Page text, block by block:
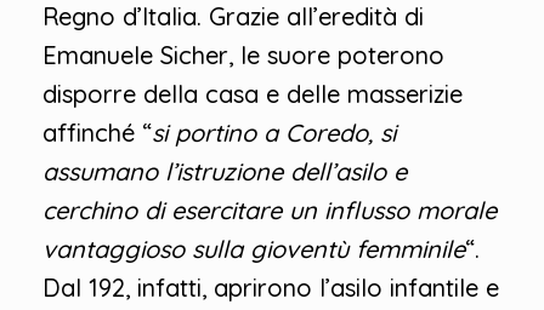
Regno d’Italia. Grazie all’eredità di
Emanuele Sicher, le suore poterono
disporre della casa e delle masserizie
affinché “si portino a Coredo, si
assumano l’istruzione dell’asilo e
cerchino di esercitare un influsso morale
vantaggioso sulla gioventù femminile“.
Dal 192, infatti, aprirono l’asilo infantile e